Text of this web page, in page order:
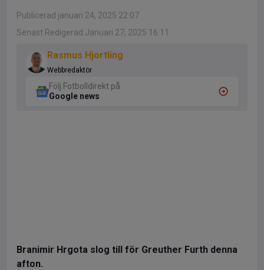
Publicerad januari 24, 2025 22:07
Senast Redigerad Januari 27, 2025 16:11
Rasmus Hjortling
Webbredaktör
Följ Fotbolldirekt på
Google news
Branimir Hrgota slog till för Greuther Furth denna
afton.